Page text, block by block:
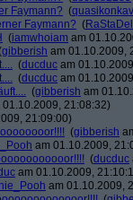
Faymann? (quasikonkav
Faymann? (
(iamwhoiam am
gibberish am 01.10.2009,
(ducduc am
(ducduc am
(gibberish am
01.10.2009, 21:08:32)
21:09:00)
(gibberish
am 01.10.2009,
(ducduc
am 01.10.2009,
am 01.10.2009,